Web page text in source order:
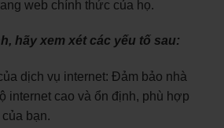
web chính thức của họ.
hãy xem xét các yếu tố sau:
dịch vụ internet: Đảm bảo nhà
internet cao và ổn định, phù hợp
bạn.